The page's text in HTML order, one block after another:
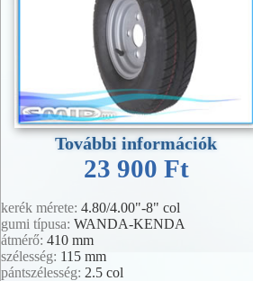
További információk
23 900 Ft
kerék mérete: 4.80/4.00"-8" col
gumi típusa: WANDA-KENDA
átmérő: 410 mm
szélesség: 115 mm
pántszélesség: 2.5 col